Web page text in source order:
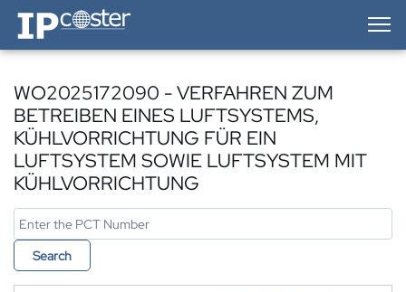
IP-Coster — Home
WO2025172090 - VERFAHREN ZUM
BETREIBEN EINES LUFTSYSTEMS,
KÜHLVORRICHTUNG FÜR EIN
LUFTSYSTEM SOWIE LUFTSYSTEM MIT
KÜHLVORRICHTUNG
Search